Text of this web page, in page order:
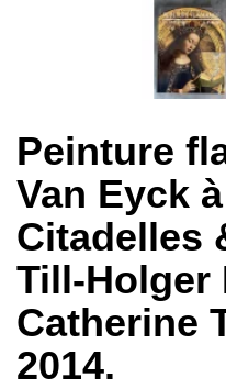
Peinture
Van Eyck
Citadelles
Till-Holger
Catherine
2014.